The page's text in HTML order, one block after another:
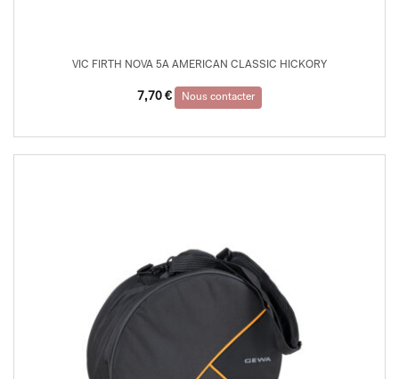
VIC FIRTH NOVA 5A AMERICAN CLASSIC HICKORY
7,70 € Nous contacter